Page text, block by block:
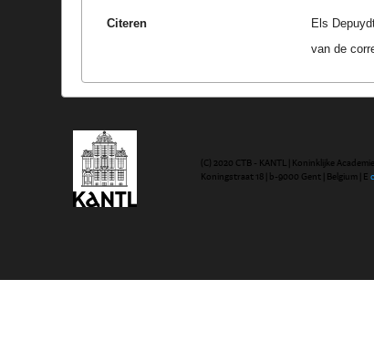
Citeren
Els
van de
(C) 2020 CTB - KANTL | Koninklijke
Koningstraat 18 | b-9000 Gent | Belgium | E